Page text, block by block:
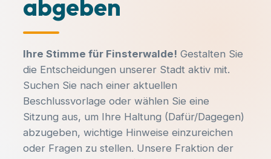
abgeben
Ihre Stimme für Finsterwalde! Gestalten Sie
die Entscheidungen unserer Stadt aktiv mit.
Suchen Sie nach einer aktuellen
Beschlussvorlage oder wählen Sie eine
Sitzung aus, um Ihre Haltung (Dafür/Dagegen)
abzugeben, wichtige Hinweise einzureichen
oder Fragen zu stellen. Unsere Fraktion der